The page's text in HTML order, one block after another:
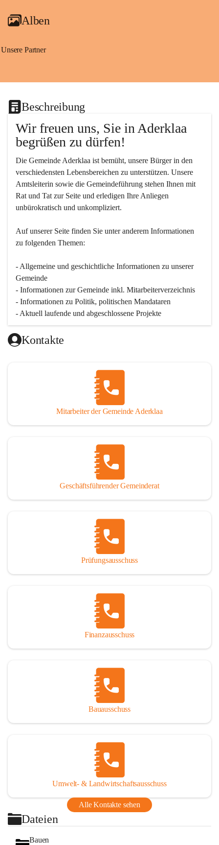
Alben
Unsere Partner
Beschreibung
Wir freuen uns, Sie in Aderklaa
begrüßen zu dürfen!
Die Gemeinde Aderklaa ist bemüht, unsere Bürger in den
verschiedensten Lebensbereichen zu unterstützen. Unsere
Amtsleiterin sowie die Gemeindeführung stehen Ihnen mit
Rat und Tat zur Seite und erledigen Ihre Anliegen
unbürokratisch und unkompliziert.
Auf unserer Seite finden Sie un­ter an­de­rem Informationen
zu folgenden Themen:
- Allgemeine und geschichtliche Informationen zu unserer
Gemeinde
- Informationen zur Gemeinde inkl. Mitarbeiterverzeichnis
- Informationen zu Politik, politischen Mandataren
- Aktuell laufende und abgeschlossene Projekte
Kontakte
Mitarbeiter der Gemeinde Aderklaa
Geschäftsführender Gemeinderat
Prüfungsausschuss
Finanzausschuss
Bauausschuss
Umwelt- & Landwirtschaftsausschuss
Alle Kontakte sehen
Dateien
Bauen